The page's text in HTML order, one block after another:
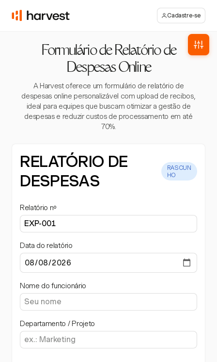
Cadastre-se
Formulário de Relatório de
Despesas Online
A Harvest oferece um formulário de relatório de
despesas online personalizável com upload de recibos,
ideal para equipes que buscam otimizar a gestão de
despesas e reduzir custos de processamento em até
70%.
RELATÓRIO DE
DESPESAS
RASCUN
HO
Relatório nº
Data do relatório
Nome do funcionário
Departamento / Projeto